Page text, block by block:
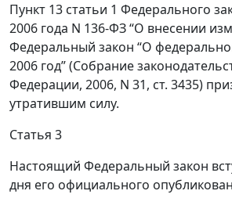
Пункт 13 статьи 1 Федерального
2006 года N 136-ФЗ “О внесении
Федеральный закон “О
2006 год” (Собрание
Федерации, 2006, N 31, ст. 3435)
утратившим силу.
Статья 3
Настоящий Федеральный закон
дня его официального